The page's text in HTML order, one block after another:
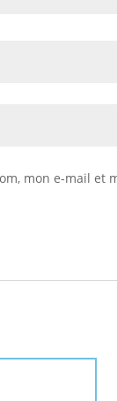
mon e-mail et